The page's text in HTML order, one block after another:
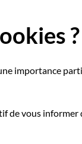
?
importance
de vous informer